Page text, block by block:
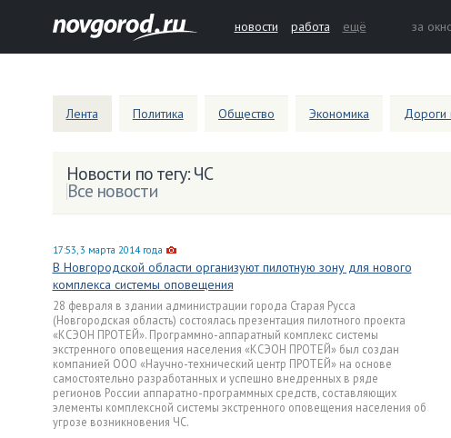
новости работа ещё за
Лента Политика Общество Экономика Дороги
Новости по тегу: ЧС
Все новости
17:53, 3 марта 2014 года
В Новгородской области организуют пилотную зону для нового
комплекса системы оповещения
28 февраля в здании администрации города Старая Русса
(Новгородская область) состоялась презентация пилотного проекта
«КСЭОН ПРОТЕЙ». Программно-аппаратный комплекс системы
экстренного оповещения населения «КСЭОН ПРОТЕЙ» был создан
компанией ООО «Научно-технический центр ПРОТЕЙ» на основе
самостоятельно разработанных и успешно внедренных в ряде
регионов России аппаратно-программных средств, составляющих
элементы комплексной системы экстренного оповещения населения об
угрозе возникновения ЧС.